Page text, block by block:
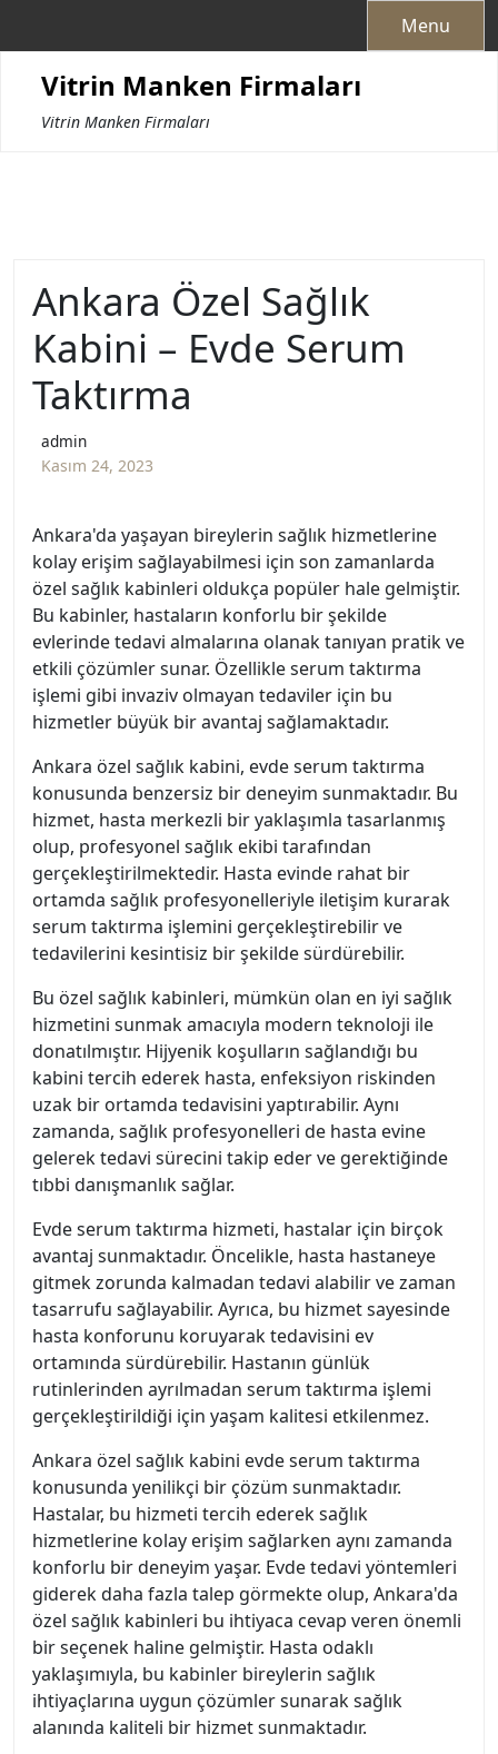
Menu
Vitrin Manken Firmaları
Vitrin Manken Firmaları
Ankara Özel Sağlık
Kabini – Evde Serum
Taktırma
admin
Kasım 24, 2023
Ankara'da yaşayan bireylerin sağlık hizmetlerine
kolay erişim sağlayabilmesi için son zamanlarda
özel sağlık kabinleri oldukça popüler hale gelmiştir.
Bu kabinler, hastaların konforlu bir şekilde
evlerinde tedavi almalarına olanak tanıyan pratik ve
etkili çözümler sunar. Özellikle serum taktırma
işlemi gibi invaziv olmayan tedaviler için bu
hizmetler büyük bir avantaj sağlamaktadır.
Ankara özel sağlık kabini, evde serum taktırma
konusunda benzersiz bir deneyim sunmaktadır. Bu
hizmet, hasta merkezli bir yaklaşımla tasarlanmış
olup, profesyonel sağlık ekibi tarafından
gerçekleştirilmektedir. Hasta evinde rahat bir
ortamda sağlık profesyonelleriyle iletişim kurarak
serum taktırma işlemini gerçekleştirebilir ve
tedavilerini kesintisiz bir şekilde sürdürebilir.
Bu özel sağlık kabinleri, mümkün olan en iyi sağlık
hizmetini sunmak amacıyla modern teknoloji ile
donatılmıştır. Hijyenik koşulların sağlandığı bu
kabini tercih ederek hasta, enfeksiyon riskinden
uzak bir ortamda tedavisini yaptırabilir. Aynı
zamanda, sağlık profesyonelleri de hasta evine
gelerek tedavi sürecini takip eder ve gerektiğinde
tıbbi danışmanlık sağlar.
Evde serum taktırma hizmeti, hastalar için birçok
avantaj sunmaktadır. Öncelikle, hasta hastaneye
gitmek zorunda kalmadan tedavi alabilir ve zaman
tasarrufu sağlayabilir. Ayrıca, bu hizmet sayesinde
hasta konforunu koruyarak tedavisini ev
ortamında sürdürebilir. Hastanın günlük
rutinlerinden ayrılmadan serum taktırma işlemi
gerçekleştirildiği için yaşam kalitesi etkilenmez.
Ankara özel sağlık kabini evde serum taktırma
konusunda yenilikçi bir çözüm sunmaktadır.
Hastalar, bu hizmeti tercih ederek sağlık
hizmetlerine kolay erişim sağlarken aynı zamanda
konforlu bir deneyim yaşar. Evde tedavi yöntemleri
giderek daha fazla talep görmekte olup, Ankara'da
özel sağlık kabinleri bu ihtiyaca cevap veren önemli
bir seçenek haline gelmiştir. Hasta odaklı
yaklaşımıyla, bu kabinler bireylerin sağlık
ihtiyaçlarına uygun çözümler sunarak sağlık
alanında kaliteli bir hizmet sunmaktadır.